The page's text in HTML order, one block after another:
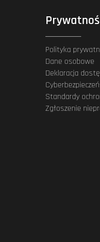
Polityka
Dane osobowe
Deklaracja
Standardy
Zgłoszenie